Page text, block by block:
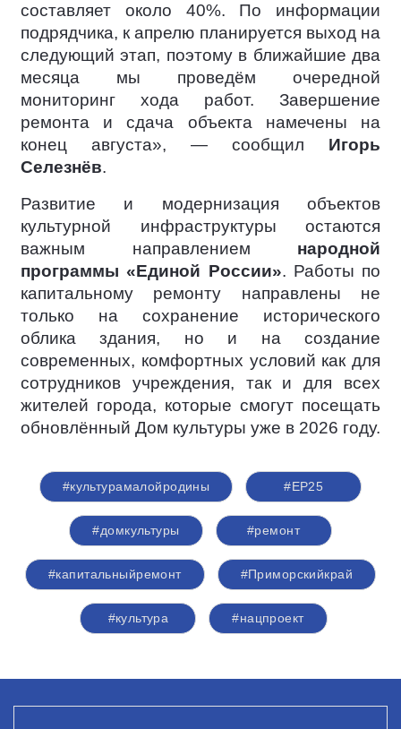
составляет около 40%. По информации
подрядчика, к апрелю планируется выход на
следующий этап, поэтому в ближайшие два
месяца мы проведём очередной
мониторинг хода работ. Завершение
ремонта и сдача объекта намечены на
конец августа», — сообщил Игорь
Селезнёв.
Развитие и модернизация объектов
культурной инфраструктуры остаются
важным направлением народной
программы «Единой России». Работы по
капитальному ремонту направлены не
только на сохранение исторического
облика здания, но и на создание
современных, комфортных условий как для
сотрудников учреждения, так и для всех
жителей города, которые смогут посещать
обновлённый Дом культуры уже в 2026 году.
#культурамалойродины #ЕР25
#домкультуры #ремонт
#капитальныйремонт #Приморскийкрай
#культура #нацпроект